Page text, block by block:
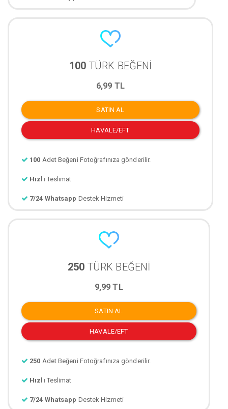
100TÜRK BEĞENİ
6,99 TL
SATIN AL
HAVALE/EFT
100 Adet Beğeni Fotoğrafınıza gönderilir.
Hızlı Teslimat
7/24 Whatsapp Destek Hizmeti
250TÜRK BEĞENİ
9,99 TL
SATIN AL
HAVALE/EFT
250 Adet Beğeni Fotoğrafınıza gönderilir.
Hızlı Teslimat
7/24 Whatsapp Destek Hizmeti